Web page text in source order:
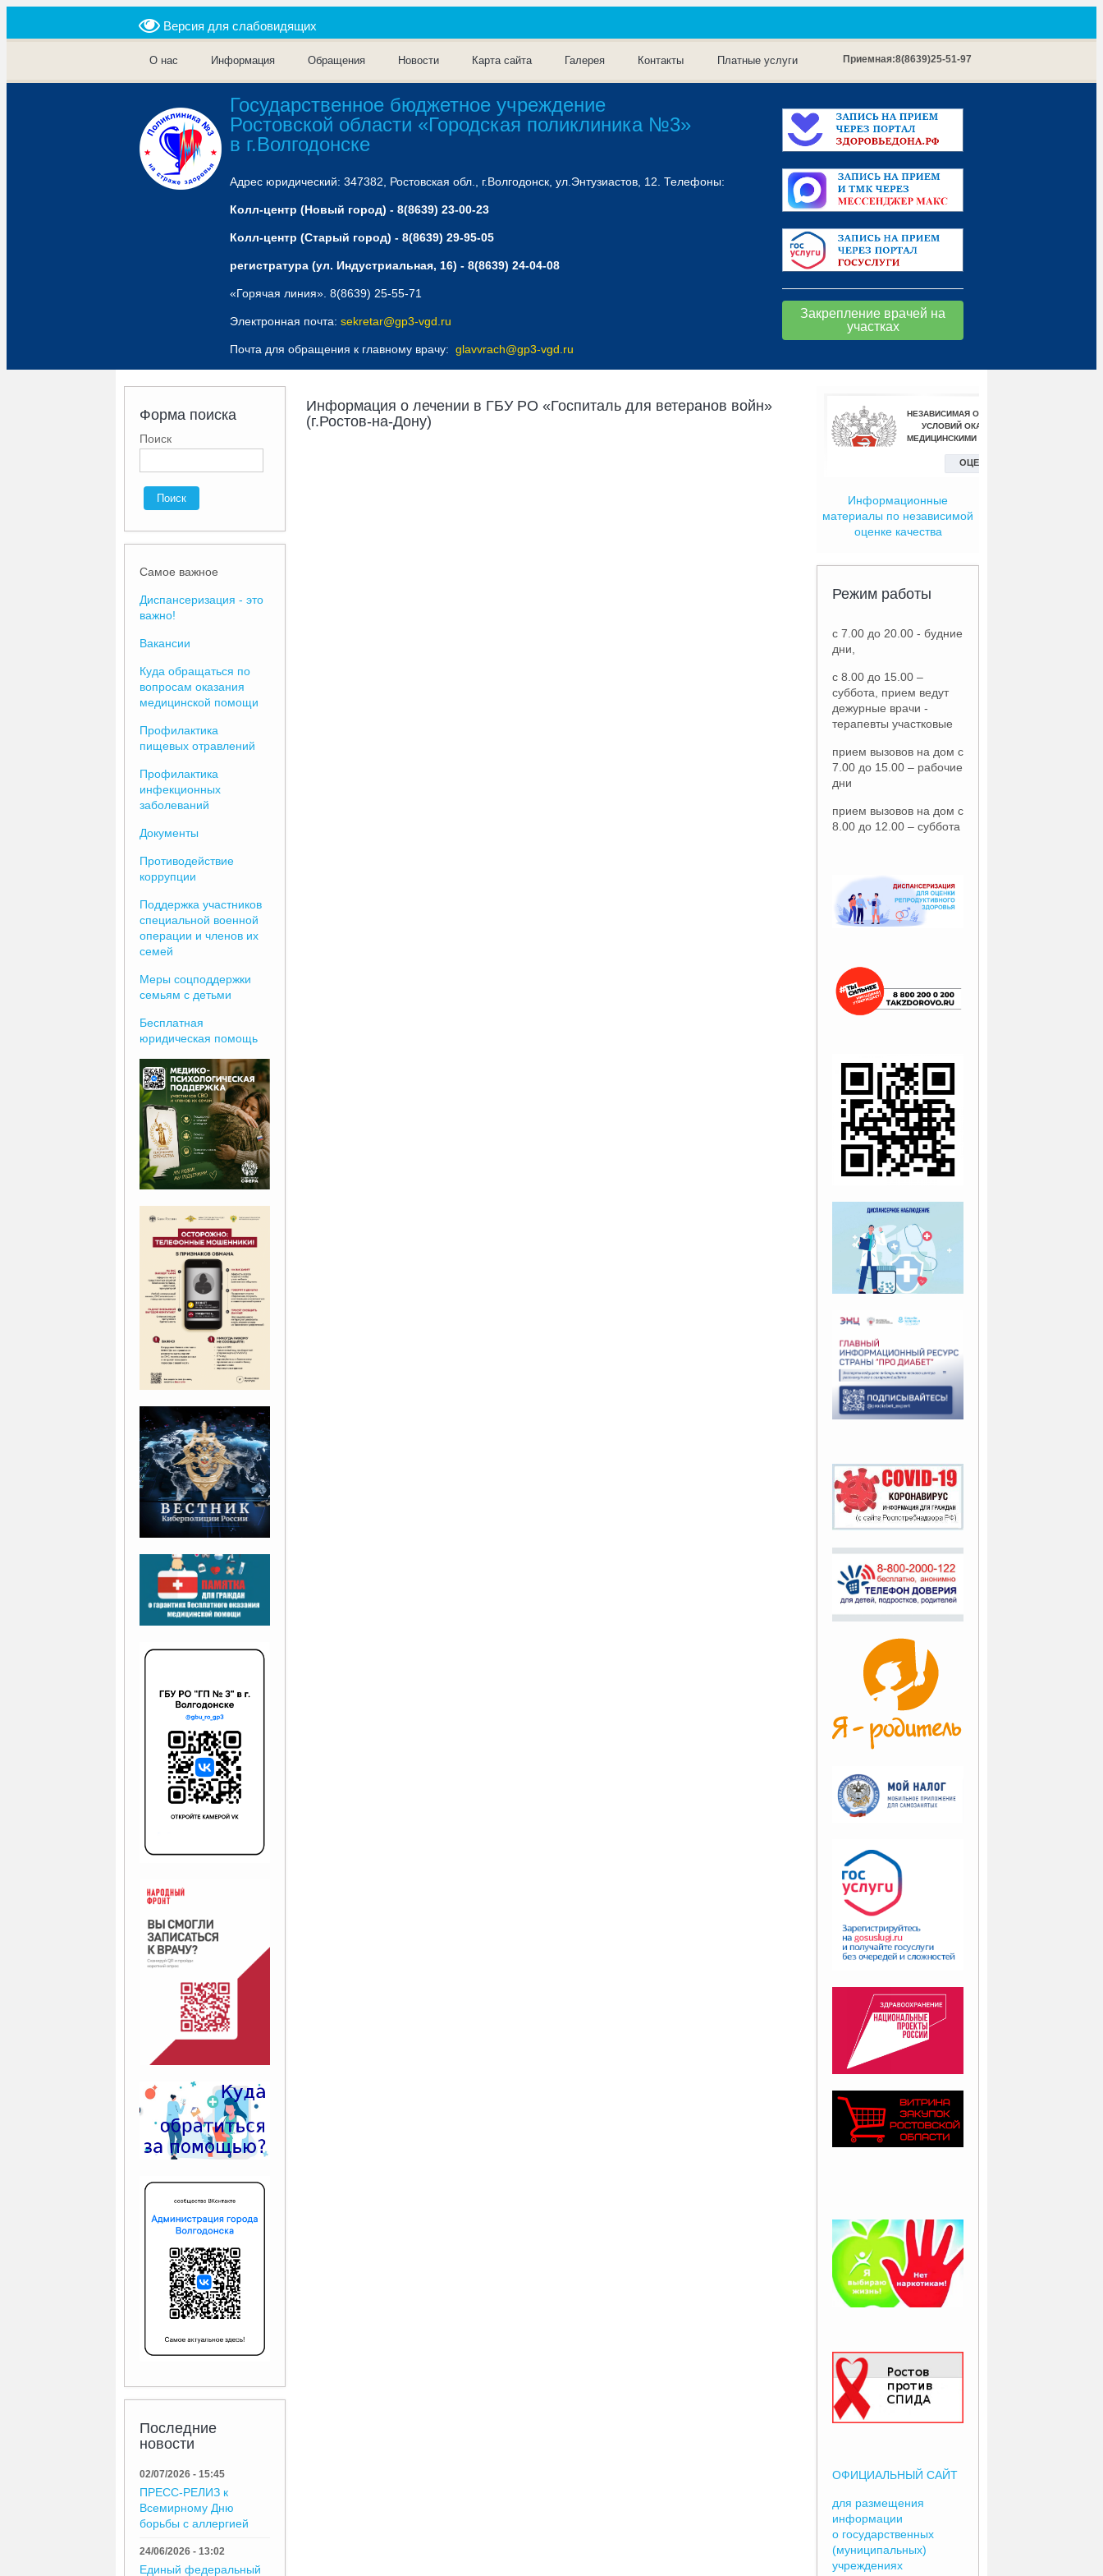
Версия для слабовидящих
Приемная:8(8639)25-51-97
О нас Информация Обращения Новости Карта сайта Галерея Контакты Платные услуги
Государственное бюджетное учреждение
Ростовской области «Городская поликлиника №3»
в г.Волгодонске
Адрес юридический: 347382, Ростовская обл., г.Волгодонск, ул.Энтузиастов, 12. Телефоны:
Колл-центр (Новый город) - 8(8639) 23-00-23
Колл-центр (Старый город) - 8(8639) 29-95-05
регистратура (ул. Индустриальная, 16) - 8(8639) 24-04-08
«Горячая линия». 8(8639) 25-55-71
Электронная почта: sekretar@gp3-vgd.ru
Почта для обращения к главному врачу: glavvrach@gp3-vgd.ru
Закрепление врачей на
участках
Информация о лечении в ГБУ РО «Госпиталь для ветеранов войн»
(г.Ростов-на-Дону)
Форма поиска
Поиск
Самое важное
Диспансеризация - это
важно!
Вакансии
Куда обращаться по
вопросам оказания
медицинской помощи
Профилактика
пищевых отравлений
Профилактика
инфекционных
заболеваний
Документы
Противодействие
коррупции
Поддержка участников
специальной военной
операции и членов их
семей
Меры соцподдержки
семьям с детьми
Бесплатная
юридическая помощь
Последние
новости
02/07/2026 - 15:45
ПРЕСС-РЕЛИЗ к
Всемирному Дню
борьбы с аллергией
24/06/2026 - 13:02
Единый федеральный
Информационные
материалы по независимой
оценке качества
Режим работы
с 7.00 до 20.00 - будние
дни,
с 8.00 до 15.00 –
суббота, прием ведут
дежурные врачи -
терапевты участковые
прием вызовов на дом с
7.00 до 15.00 – рабочие
дни
прием вызовов на дом с
8.00 до 12.00 – суббота
ОФИЦИАЛЬНЫЙ САЙТ
для размещения
информации
о государственных
(муниципальных)
учреждениях